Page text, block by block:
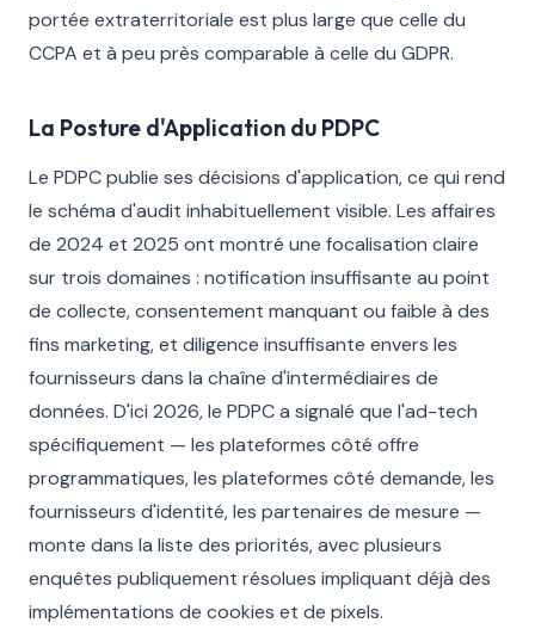
portée extraterritoriale est plus large que celle du
CCPA et à peu près comparable à celle du GDPR.
La Posture d'Application du PDPC
Le PDPC publie ses décisions d'application, ce qui rend
le schéma d'audit inhabituellement visible. Les affaires
de 2024 et 2025 ont montré une focalisation claire
sur trois domaines : notification insuffisante au point
de collecte, consentement manquant ou faible à des
fins marketing, et diligence insuffisante envers les
fournisseurs dans la chaîne d'intermédiaires de
données. D'ici 2026, le PDPC a signalé que l'ad-tech
spécifiquement — les plateformes côté offre
programmatiques, les plateformes côté demande, les
fournisseurs d'identité, les partenaires de mesure —
monte dans la liste des priorités, avec plusieurs
enquêtes publiquement résolues impliquant déjà des
implémentations de cookies et de pixels.